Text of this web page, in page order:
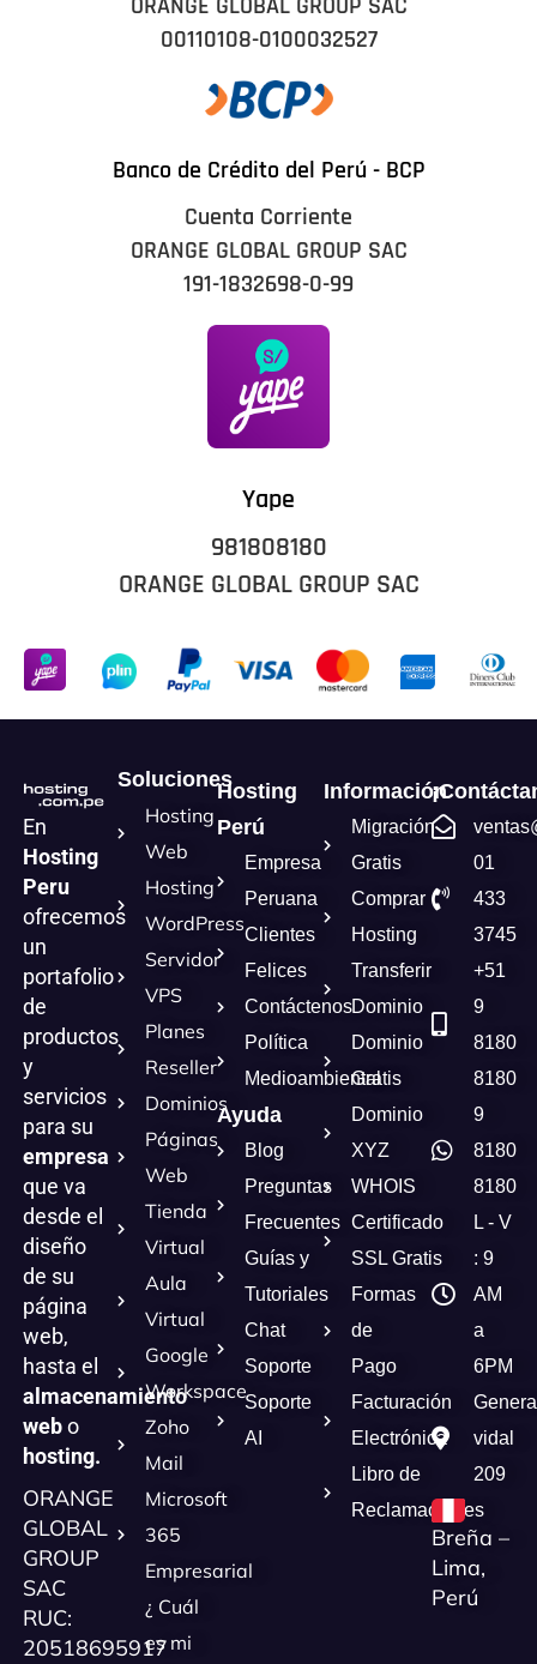
00110108-0100032527
Banco de Crédito del Perú - BCP
Cuenta Corriente
ORANGE GLOBAL GROUP SAC
191-1832698-0-99
Yape
981808180
ORANGE GLOBAL GROUP SAC
En
Hosting
Peru
ofrecemos
un
portafolio
de
productos
y
servicios
para su
empresa
que va
desde el
diseño
de su
página
web,
hasta el
almacenamiento
webo
hosting.
ORANGE
GLOBAL
GROUP
SAC
RUC:
20518695917
Soluciones
Hosting
Web
Hosting
WordPress
Servidor
VPS
Planes
Reseller
Dominios
Páginas
Web
Tienda
Virtual
Aula
Virtual
Google
Workspace
Zoho
Mail
Microsoft
365
Empresarial
¿ Cuál
es mi
Hosting
Perú
Empresa
Peruana
Clientes
Felices
Contáctenos
Política
Medioambiental
Ayuda
Blog
Preguntas
Frecuentes
Guías y
Tutoriales
Chat
Soporte
Soporte
AI
Información
Migración
Gratis
Comprar
Hosting
Transferir
Dominio
Dominio
Gratis
Dominio
XYZ
WHOIS
Certificado
SSL Gratis
Formas
de
Pago
Facturación
Electrónica
Libro de
Reclamaciones
01
433
3745
+51
9
8180
8180
9
8180
8180
L - V
: 9
AM
a
6PM
vidal
209
Breña –
Lima,
Perú